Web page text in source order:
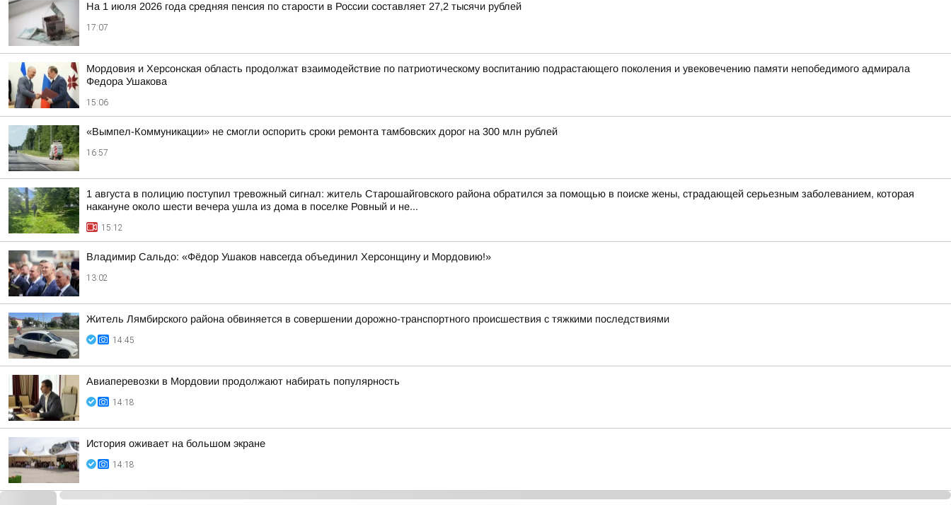
На 1 июля 2026 года средняя пенсия по старости в России составляет 27,2 тысячи рублей
17:07
Мордовия и Херсонская область продолжат взаимодействие по патриотическому воспитанию подрастающего поколения и увековечению памяти непобедимого адмирала
Федора Ушакова
15:06
«Вымпел-Коммуникации» не смогли оспорить сроки ремонта тамбовских дорог на 300 млн рублей
16:57
1 августа в полицию поступил тревожный сигнал: житель Старошайговского района обратился за помощью в поиске жены, страдающей серьезным заболеванием, которая
накануне около шести вечера ушла из дома в поселке Ровный и не...
15:12
Владимир Сальдо: «Фёдор Ушаков навсегда объединил Херсонщину и Мордовию!»
13:02
Житель Лямбирского района обвиняется в совершении дорожно-транспортного происшествия с тяжкими последствиями
14:45
Авиаперевозки в Мордовии продолжают набирать популярность
14:18
История оживает на большом экране
14:18